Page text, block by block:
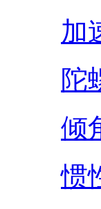
加
陀
倾
惯